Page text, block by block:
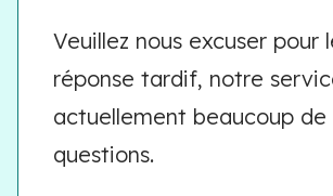
Veuillez nous excuser pour
réponse tardif, notre
actuellement beaucoup de
questions.